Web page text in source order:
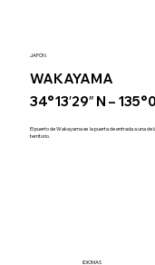
JAPÓN
WAKAYAMA
34°13′29″ N –
El puerto de Wakayama es la puerta de entrada a una
territorio.
IDIOMAS